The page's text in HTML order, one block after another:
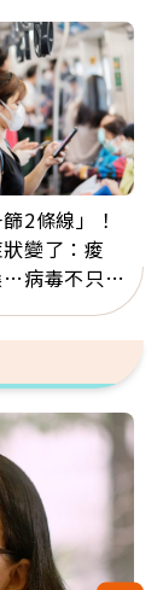
2條線」！
變了：痠
病毒不只攻
恐引發全身血